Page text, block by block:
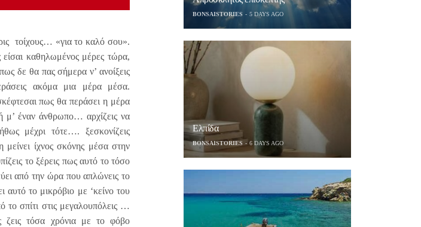
τοίχους… «για το καλό σου».
καθηλωμένος μέρες τώρα,
δε θα πας σήμερα ν’ ανοίξεις
ακόμα μια μέρα μέσα.
πως θα περάσει η μέρα
μ’ έναν άνθρωπο… αρχίζεις να
μέχρι τότε…. ξεσκονίζεις
μείνει ίχνος σκόνης μέσα στην
το ξέρεις πως αυτό το τόσο
από την ώρα που απλώνεις το
αυτό το μικρόβιο με ‘κείνο του
σπίτι στις μεγαλουπόλεις …
ζεις τόσα χρόνια με το φόβο
BONSAISTORIES 5 DAYS AGO
Ελπίδα
BONSAISTORIES 6 DAYS AGO